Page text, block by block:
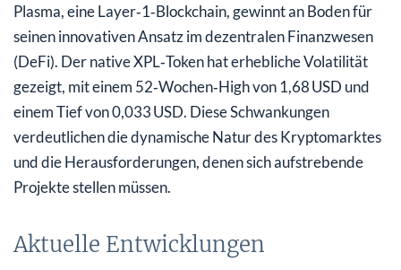
Plasma, eine Layer‑1‑Blockchain, gewinnt an Boden für
seinen innovativen Ansatz im dezentralen Finanzwesen
(DeFi). Der native XPL‑Token hat erhebliche Volatilität
gezeigt, mit einem 52‑Wochen‑High von 1,68 USD und
einem Tief von 0,033 USD. Diese Schwankungen
verdeutlichen die dynamische Natur des Kryptomarktes
und die Herausforderungen, denen sich aufstrebende
Projekte stellen müssen.
Aktuelle Entwicklungen